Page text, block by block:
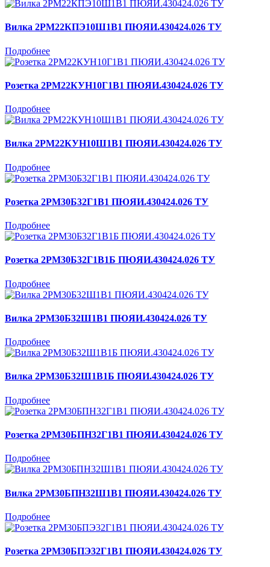
Вилка 2РМ22КПЭ10Ш1В1 ПЮЯИ.430424.026 ТУ
Подробнее
Розетка 2РМ22КУН10Г1В1 ПЮЯИ.430424.026 ТУ
Подробнее
Вилка 2РМ22КУН10Ш1В1 ПЮЯИ.430424.026 ТУ
Подробнее
Розетка 2РМ30Б32Г1В1 ПЮЯИ.430424.026 ТУ
Подробнее
Розетка 2РМ30Б32Г1В1Б ПЮЯИ.430424.026 ТУ
Подробнее
Вилка 2РМ30Б32Ш1В1 ПЮЯИ.430424.026 ТУ
Подробнее
Вилка 2РМ30Б32Ш1В1Б ПЮЯИ.430424.026 ТУ
Подробнее
Розетка 2РМ30БПН32Г1В1 ПЮЯИ.430424.026 ТУ
Подробнее
Вилка 2РМ30БПН32Ш1В1 ПЮЯИ.430424.026 ТУ
Подробнее
Розетка 2РМ30БПЭ32Г1В1 ПЮЯИ.430424.026 ТУ